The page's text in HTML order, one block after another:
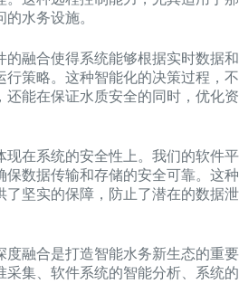
水务设施。
的融合使得系统能够根据实时数据和
行策略。这种智能化的决策过程，不
还能在保证水质安全的同时，优化资
现在系统的安全性上。我们的软件平
保数据传输和存储的安全可靠。这种
了坚实的保障，防止了潜在的数据泄
度融合是打造智能水务新生态的重要
采集、软件系统的智能分析、系统的